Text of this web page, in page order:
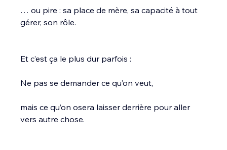
… ou pire : sa place de mère, sa capacité à tout
gérer, son rôle.
Et c’est ça le plus dur parfois :
Ne pas se demander ce qu’on veut,
mais ce qu’on osera laisser derrière pour aller
vers autre chose.